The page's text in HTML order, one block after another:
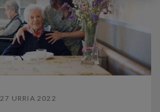
27 URRIA 2022